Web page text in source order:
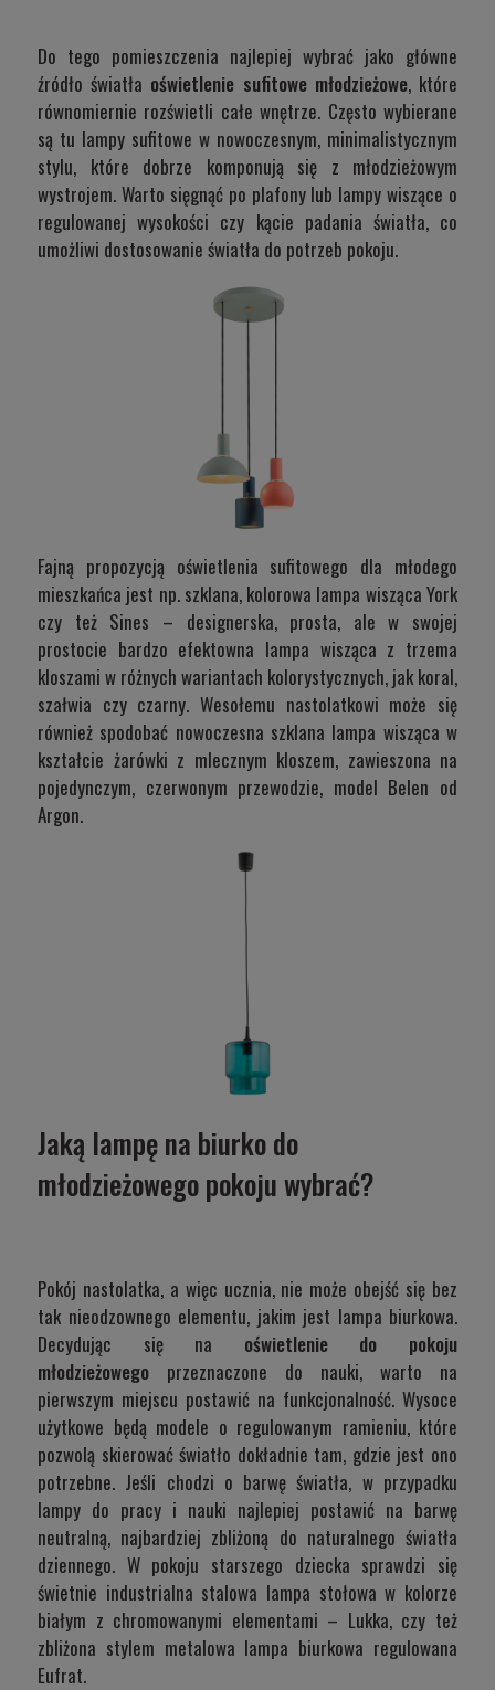
Do tego pomieszczenia najlepiej wybrać jako główne
źródło światła oświetlenie sufitowe młodzieżowe, które
równomiernie rozświetli całe wnętrze. Często wybierane
są tu lampy sufitowe w nowoczesnym, minimalistycznym
stylu, które dobrze komponują się z młodzieżowym
wystrojem. Warto sięgnąć po plafony lub lampy wiszące o
regulowanej wysokości czy kącie padania światła, co
umożliwi dostosowanie światła do potrzeb pokoju.
Fajną propozycją oświetlenia sufitowego dla młodego
mieszkańca jest np. szklana, kolorowa lampa wisząca York
czy też Sines – designerska, prosta, ale w swojej
prostocie bardzo efektowna lampa wisząca z trzema
kloszami w różnych wariantach kolorystycznych, jak koral,
szałwia czy czarny. Wesołemu nastolatkowi może się
również spodobać nowoczesna szklana lampa wisząca w
kształcie żarówki z mlecznym kloszem, zawieszona na
pojedynczym, czerwonym przewodzie, model Belen od
Argon.
Jaką lampę na biurko do
młodzieżowego pokoju wybrać?
Pokój nastolatka, a więc ucznia, nie może obejść się bez
tak nieodzownego elementu, jakim jest lampa biurkowa.
Decydując się na oświetlenie do pokoju
młodzieżowego przeznaczone do nauki, warto na
pierwszym miejscu postawić na funkcjonalność. Wysoce
użytkowe będą modele o regulowanym ramieniu, które
pozwolą skierować światło dokładnie tam, gdzie jest ono
potrzebne. Jeśli chodzi o barwę światła, w przypadku
lampy do pracy i nauki najlepiej postawić na barwę
neutralną, najbardziej zbliżoną do naturalnego światła
dziennego. W pokoju starszego dziecka sprawdzi się
świetnie industrialna stalowa lampa stołowa w kolorze
białym z chromowanymi elementami – Lukka, czy też
zbliżona stylem metalowa lampa biurkowa regulowana
Eufrat.